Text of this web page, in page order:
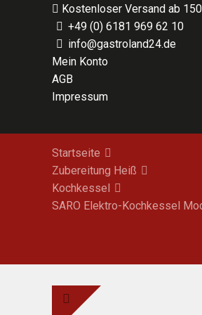
Kostenloser Versand ab
+49 (0) 6181 969 62 10
info@gastroland24.de
Mein Konto
AGB
Impressum
Startseite
Zubereitung Heiß
Kochkessel
SARO Elektro-Kochkessel